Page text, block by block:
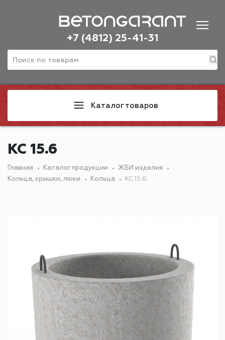
+7 (4812) 25-41-31
Каталог товаров
КС 15.6
Главная Каталог продукции
ЖБИ изделия
Кольца, крышки, люки
Кольца КС 15.6